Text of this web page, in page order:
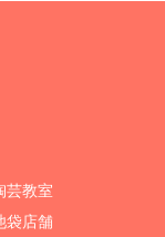
芸教室
袋店舗